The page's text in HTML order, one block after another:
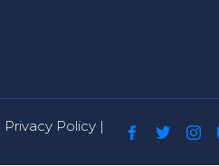
Privacy Policy |